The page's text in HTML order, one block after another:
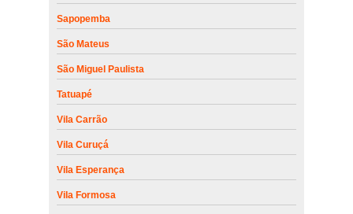
Sapopemba
São Mateus
São Miguel Paulista
Tatuapé
Vila Carrão
Vila Curuçá
Vila Esperança
Vila Formosa